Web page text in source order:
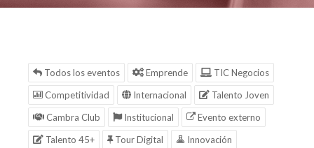
Todos los eventos Emprende
TIC Negocios
Competitividad
Internacional
Talento Joven
Cambra Club
Institucional
Evento externo
Talento 45+
Tour Digital
Innovación